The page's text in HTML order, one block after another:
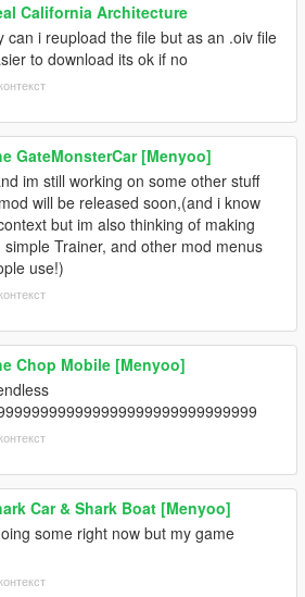
California Architecture
can i reupload the file but as an .oiv file
to download its ok if no
GateMonsterCar [Menyoo]
im still working on some other stuff
will be released soon,(and i know
but im also thinking of making
Trainer, and other mod menus
use!)
Chop Mobile [Menyoo]
Car & Shark Boat [Menyoo]
some right now but my game